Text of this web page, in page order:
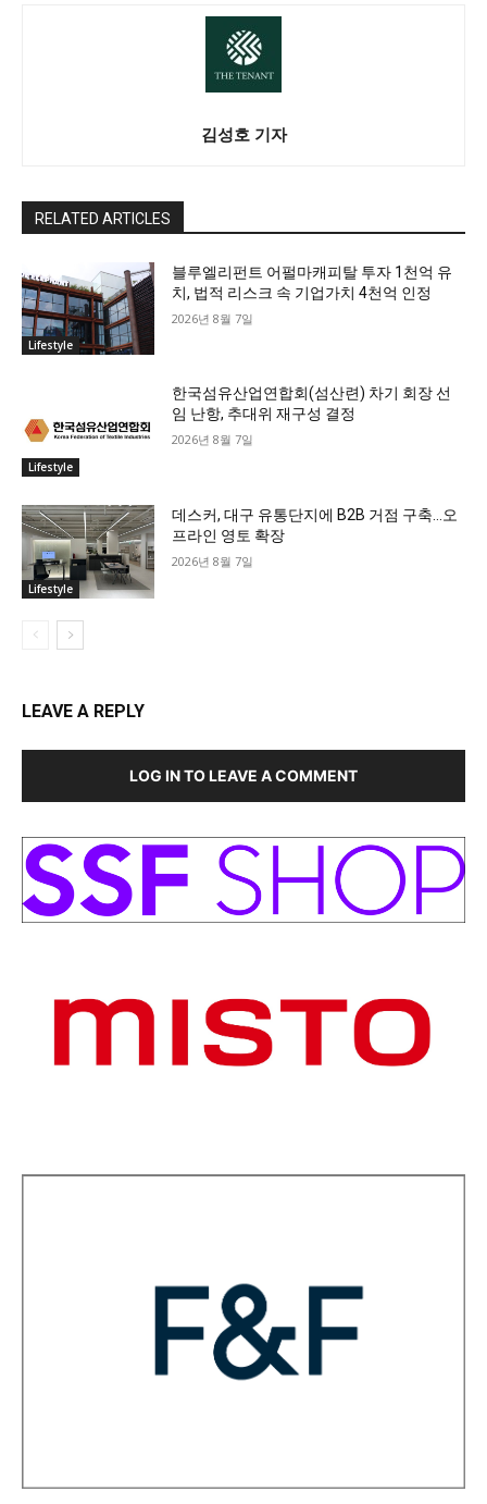
김성호 기자
RELATED ARTICLES
Lifestyle
블루엘리펀트 어펄마캐피탈 투자 1천억 유
치, 법적 리스크 속 기업가치 4천억 인정
2026년 8월 7일
Lifestyle
한국섬유산업연합회(섬산련) 차기 회장 선
임 난항, 추대위 재구성 결정
2026년 8월 7일
Lifestyle
데스커, 대구 유통단지에 B2B 거점 구축…오
프라인 영토 확장
2026년 8월 7일
LEAVE A REPLY
LOG IN TO LEAVE A COMMENT